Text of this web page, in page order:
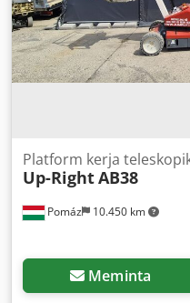
Pomáz 10.450 km
Platform kerja
Up-RightAB38
Meminta